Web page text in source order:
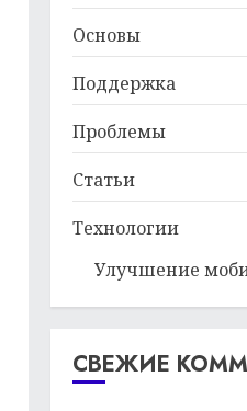
Основы
Поддержка
Проблемы
Статьи
Технологии
Улучшение
СВЕЖИЕ